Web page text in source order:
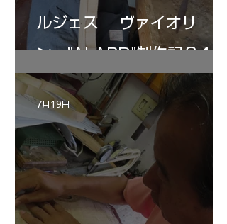
ルジェス ヴァイオリ
ン ”ALARD"制作記３4
7月19日